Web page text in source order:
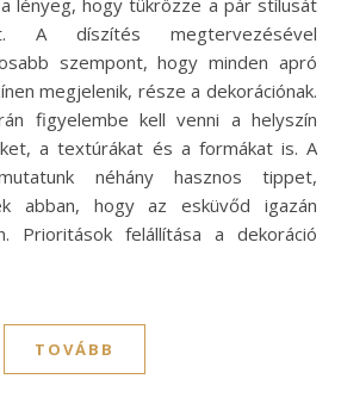
A díszítés megtervezésével
szempont, hogy minden apró
megjelenik, része a dekorációnak.
figyelembe kell venni a helyszín
a textúrákat és a formákat is. A
néhány hasznos tippet,
abban, hogy az esküvőd igazán
Prioritások felállítása a dekoráció
TOVÁBB